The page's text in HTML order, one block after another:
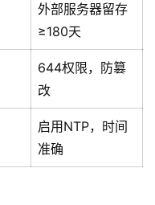
外部服务器留存
≥180天
644权限，防篡
改
启用NTP，时间
准确